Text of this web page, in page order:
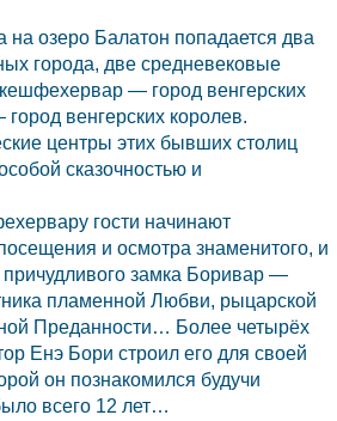
на озеро Балатон попадается два
города, две средневековые
— город венгерских
венгерских королев.
центры этих бывших столиц
сказочностью и
гости начинают
и осмотра знаменитого, и
причудливого замка Боривар —
пламенной Любви, рыцарской
Преданности… Более четырёх
Енэ Бори строил его для своей
он познакомился будучи
всего 12 лет…